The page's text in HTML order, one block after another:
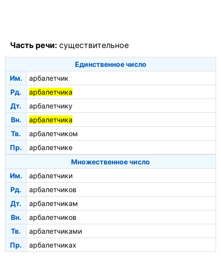
Часть речи: существительное
Единственное число
Им.
арбалетчик
Рд.
арбалетчика
Дт.
арбалетчику
Вн.
арбалетчика
Тв.
арбалетчиком
Пр.
арбалетчике
Множественное число
Им.
арбалетчики
Рд.
арбалетчиков
Дт.
арбалетчикам
Вн.
арбалетчиков
Тв.
арбалетчиками
Пр.
арбалетчиках